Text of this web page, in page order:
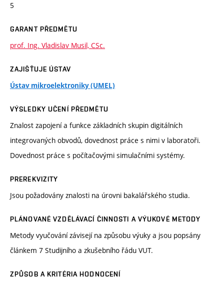
5
GARANT PŘEDMĚTU
prof. Ing. Vladislav Musil, CSc.
ZAJIŠŤUJE ÚSTAV
Ústav mikroelektroniky (UMEL)
VÝSLEDKY UČENÍ PŘEDMĚTU
Znalost zapojení a funkce základních skupin digitálních
integrovaných obvodů, dovednost práce s nimi v laboratoři.
Dovednost práce s počítačovými simulačními systémy.
PREREKVIZITY
Jsou požadovány znalosti na úrovni bakalářského studia.
PLÁNOVANÉ VZDĚLÁVACÍ ČINNOSTI A VÝUKOVÉ METODY
Metody vyučování závisejí na způsobu výuky a jsou popsány
článkem 7 Studijního a zkušebního řádu VUT.
ZPŮSOB A KRITÉRIA HODNOCENÍ